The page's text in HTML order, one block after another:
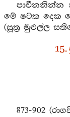
පාචීනනින්න
මේ ෂට්ක දෙක
(සූත්‍ර මුළුල්ල
873-902